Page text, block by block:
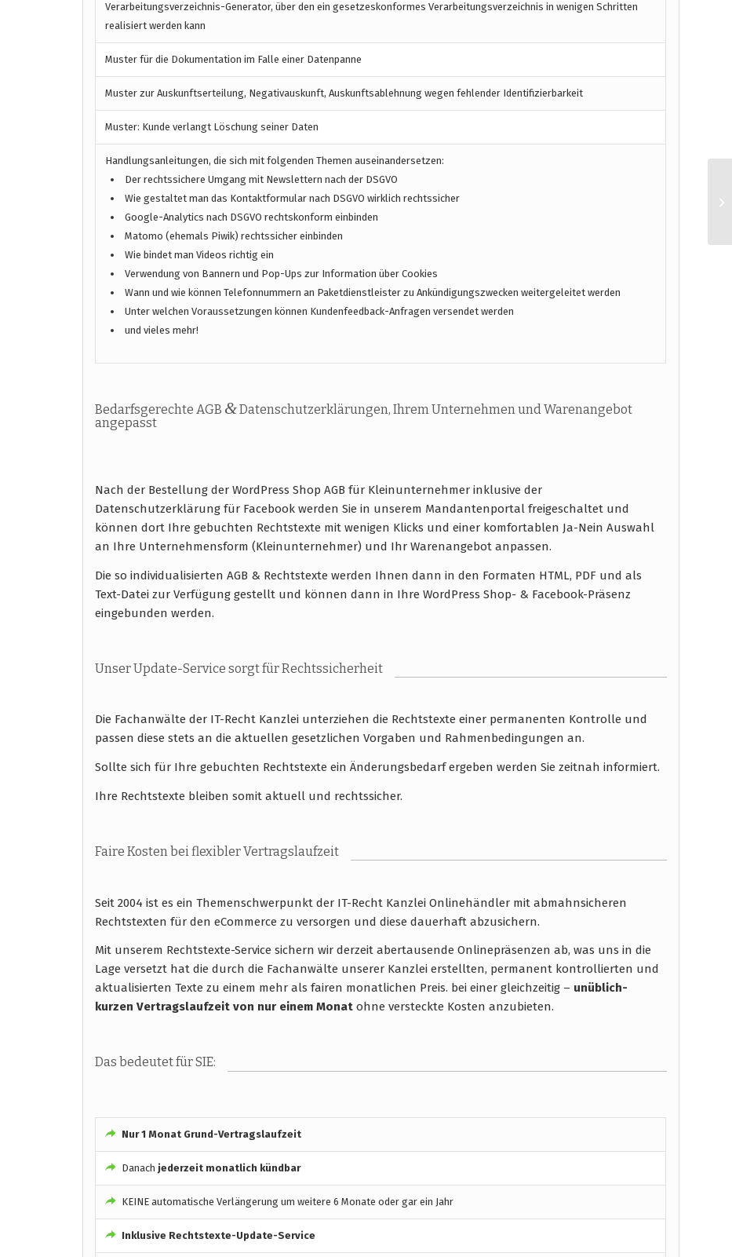
Verarbeitungsverzeichnis-Generator, über den ein gesetzeskonformes Verarbeitungsverzeichnis in wenigen Schritten
realisiert werden kann
Muster für die Dokumentation im Falle einer Datenpanne
Muster zur Auskunftserteilung, Negativauskunft, Auskunftsablehnung wegen fehlender Identifizierbarkeit
Muster: Kunde verlangt Löschung seiner Daten
Handlungsanleitungen, die sich mit folgenden Themen auseinandersetzen:
Der rechtssichere Umgang mit Newslettern nach der DSGVO
Wie gestaltet man das Kontaktformular nach DSGVO wirklich rechtssicher
Google-Analytics nach DSGVO rechtskonform einbinden
Matomo (ehemals Piwik) rechtssicher einbinden
Wie bindet man Videos richtig ein
Verwendung von Bannern und Pop-Ups zur Information über Cookies
Wann und wie können Telefonnummern an Paketdienstleister zu Ankündigungszwecken weitergeleitet werden
Unter welchen Voraussetzungen können Kundenfeedback-Anfragen versendet werden
und vieles mehr!
Bedarfsgerechte AGB &Datenschutzerklärungen, Ihrem Unternehmen und Warenangebot
angepasst
Nach der Bestellung der WordPress Shop AGB für Kleinunternehmer inklusive der
Datenschutzerklärung für Facebook werden Sie in unserem Mandantenportal freigeschaltet und
können dort Ihre gebuchten Rechtstexte mit wenigen Klicks und einer komfortablen Ja-Nein Auswahl
an Ihre Unternehmensform (Kleinunternehmer) und Ihr Warenangebot anpassen.
Die so individualisierten AGB & Rechtstexte werden Ihnen dann in den Formaten HTML, PDF und als
Text-Datei zur Verfügung gestellt und können dann in Ihre WordPress Shop- & Facebook-Präsenz
eingebunden werden.
Unser Update-Service sorgt für Rechtssicherheit
Die Fachanwälte der IT-Recht Kanzlei unterziehen die Rechtstexte einer permanenten Kontrolle und
passen diese stets an die aktuellen gesetzlichen Vorgaben und Rahmenbedingungen an.
Sollte sich für Ihre gebuchten Rechtstexte ein Änderungsbedarf ergeben werden Sie zeitnah informiert.
Ihre Rechtstexte bleiben somit aktuell und rechtssicher.
Faire Kosten bei flexibler Vertragslaufzeit
Seit 2004 ist es ein Themenschwerpunkt der IT-Recht Kanzlei Onlinehändler mit abmahnsicheren
Rechtstexten für den eCommerce zu versorgen und diese dauerhaft abzusichern.
Mit unserem Rechtstexte-Service sichern wir derzeit abertausende Onlinepräsenzen ab, was uns in die
Lage versetzt hat die durch die Fachanwälte unserer Kanzlei erstellten, permanent kontrollierten und
aktualisierten Texte zu einem mehr als fairen monatlichen Preis. bei einer gleichzeitig – unüblich-
kurzen Vertragslaufzeit von nur einem Monatohne versteckte Kosten anzubieten.
Das bedeutet für SIE:
Nur 1 Monat Grund-Vertragslaufzeit
Danach jederzeit monatlich kündbar
KEINE automatische Verlängerung um weitere 6 Monate oder gar ein Jahr
Inklusive Rechtstexte-Update-Service